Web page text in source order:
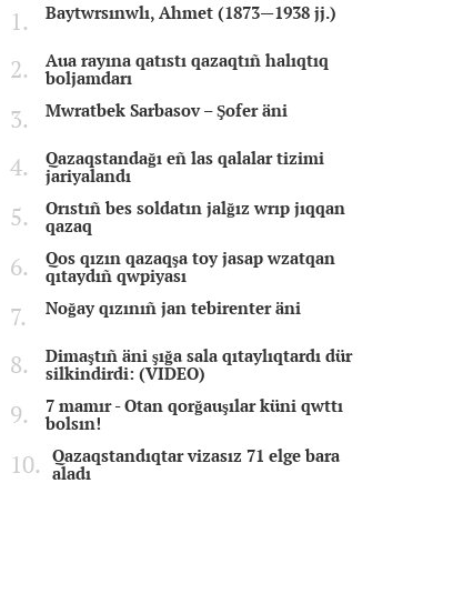
Baytwrsınwlı, Ahmet (1873—1938 jj.)
Aua rayına qatıstı qazaqtıñ halıqtıq
boljamdarı
Mwratbek Sarbasov – Şofer äni
Qazaqstandağı eñ las qalalar tizimi
jariyalandı
Orıstıñ bes soldatın jalğız wrıp jıqqan
qazaq
Qos qızın qazaqşa toy jasap wzatqan
qıtaydıñ qwpiyası
Noğay qızınıñ jan tebirenter äni
Dimaştıñ äni şığa sala qıtaylıqtardı dür
silkindirdi: (VIDEO)
7 mamır - Otan qorğauşılar küni qwttı
bolsın!
Qazaqstandıqtar vizasız 71 elge bara
aladı